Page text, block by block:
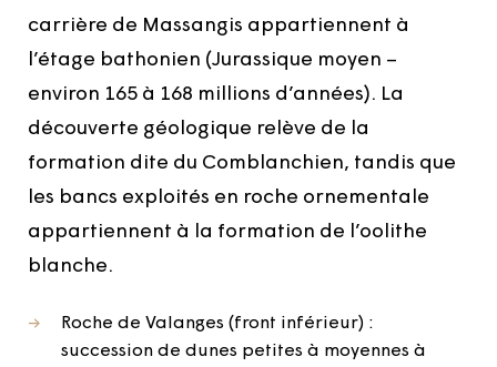
carrière de Massangis appartiennent à
l’étage bathonien (Jurassique moyen –
environ 165 à 168 millions d’années). La
découverte géologique relève de la
formation dite du Comblanchien, tandis que
les bancs exploités en roche ornementale
appartiennent à la formation de l’oolithe
blanche.
Roche de Valanges (front inférieur) :
succession de dunes petites à moyennes à